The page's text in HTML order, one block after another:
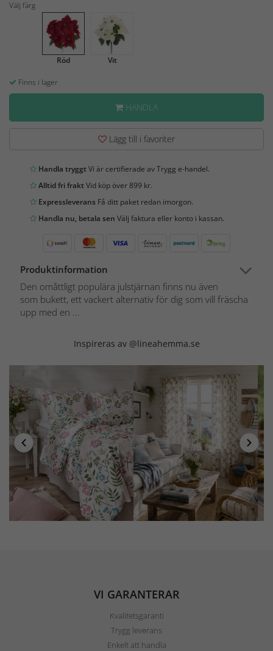
Välj färg
Röd Vit
Finns i lager
HANDLA
Lägg till i favoriter
Handla tryggtVi är certifierade av Trygg e-handel.
Alltid fri fraktVid köp över 899 kr.
Expressleverans Få ditt paket redan imorgon.
Handla nu, betala sen Välj faktura eller konto i kassan.
Produktinformation
Den omåttligt populära julstjärnan finns nu även
som bukett, ett vackert alternativ för dig som vill fräscha
upp med en ...
Inspireras av @lineahemma.se
VI GARANTERAR
Kvalitetsgaranti
Trygg leverans
Enkelt att handla